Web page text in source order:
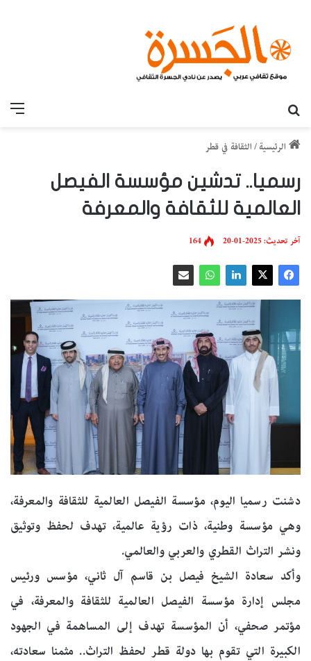
الرئيسية / الثقافة في قطر
رسميا.. تدشين مؤسسة الفيصل
العالمية للثقافة والمعرفة
آخر تحديث: 2025-01-20 164
دشنت رسميا اليوم، مؤسسة الفيصل العالمية للثقافة والمعرفة،
وهي مؤسسة وطنية، ذات رؤية عالمية، تهدف لحفظ وتوثيق
ونشر التراث القطري والعربي والعالمي.
وأكد سعادة الشيخ فيصل بن قاسم آل ثاني، مؤسس ورئيس
مجلس إدارة مؤسسة الفيصل العالمية للثقافة والمعرفة، في
مؤتمر صحفي، أن المؤسسة تهدف إلى المساهمة في الجهود
الكبيرة التي تقوم بها دولة قطر لحفظ التراث.. مثمنا سعادته،